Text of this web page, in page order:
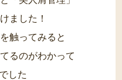
ました！
触ってみると
るのがわかって
した